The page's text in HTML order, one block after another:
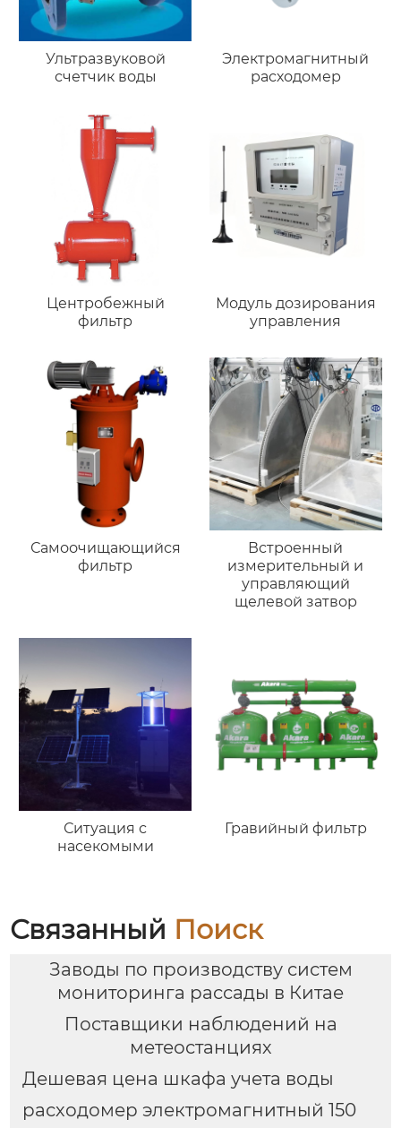
Ультразвуковой
счетчик воды
Электромагнитный
расходомер
Центробежный
фильтр
Модуль дозирования
управления
Самоочищающийся
фильтр
Встроенный
измерительный и
управляющий
щелевой затвор
Ситуация с
насекомыми
Гравийный фильтр
Связанный Поиск
Заводы по производству систем
мониторинга рассады в Китае
Поставщики наблюдений на
метеостанциях
Дешевая цена шкафа учета воды
расходомер электромагнитный 150